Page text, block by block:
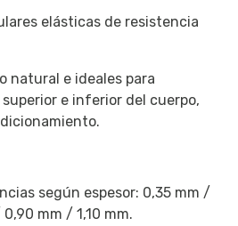
elásticas de resistencia
natural e ideales para
e inferior del cuerpo,
según espesor: 0,35 mm /
mm / 1,10 mm.